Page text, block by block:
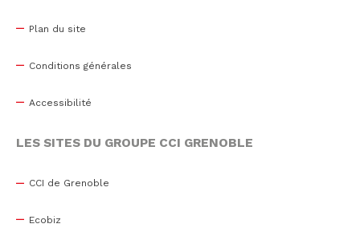
Plan du site
Conditions générales
Accessibilité
LES SITES DU GROUPE CCI GRENOBLE
CCI de Grenoble
Ecobiz